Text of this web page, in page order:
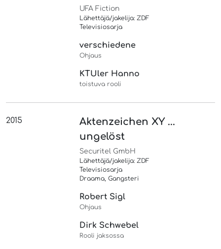
UFA Fiction
Lähettäjä/jakelija: ZDF
Televisiosarja
verschiedene
Ohjaus
KTUler Hanno
toistuva rooli
2015
Aktenzeichen XY ...
ungelöst
Securitel GmbH
Lähettäjä/jakelija: ZDF
Televisiosarja
Draama, Gangsteri
Robert Sigl
Ohjaus
Dirk Schwebel
Rooli jaksossa